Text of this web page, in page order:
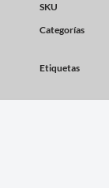
SKU
Categorías
Etiquetas